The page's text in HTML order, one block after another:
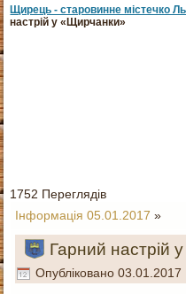
Щирець - старовинне мiстечко
настрій у «Щирчанки»
1752 Переглядів
Інформація 05.01.2017 »
Гарний настрій
Опубліковано 03.01.2017